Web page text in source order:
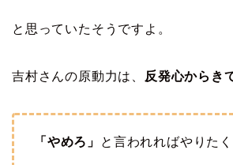
と思っていたそうですよ。
吉村さんの原動力は、 反発心からき
「やめろ」 と言われればやりたく